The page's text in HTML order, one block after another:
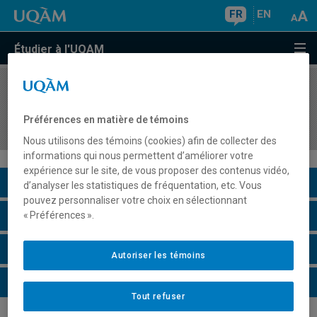
FR EN
Étudier à l'UQAM
COURS//
Workflow
Description du cours
Horaire - Été 2026
Horaire - Automne 2026
Horaire - Hiver 2027
Préférences en matière de témoins
Nous utilisons des témoins (cookies) afin de collecter des
informations qui nous permettent d’améliorer votre
expérience sur le site, de vous proposer des contenus vidéo,
d’analyser les statistiques de fréquentation, etc. Vous
pouvez personnaliser votre choix en sélectionnant
« Préférences ».
Tout refuser
Autoriser les témoins